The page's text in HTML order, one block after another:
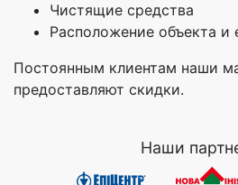
Чистящие средства
Расположение объекта и
Постоянным клиентам наши
предоставляют скидки.
Наши